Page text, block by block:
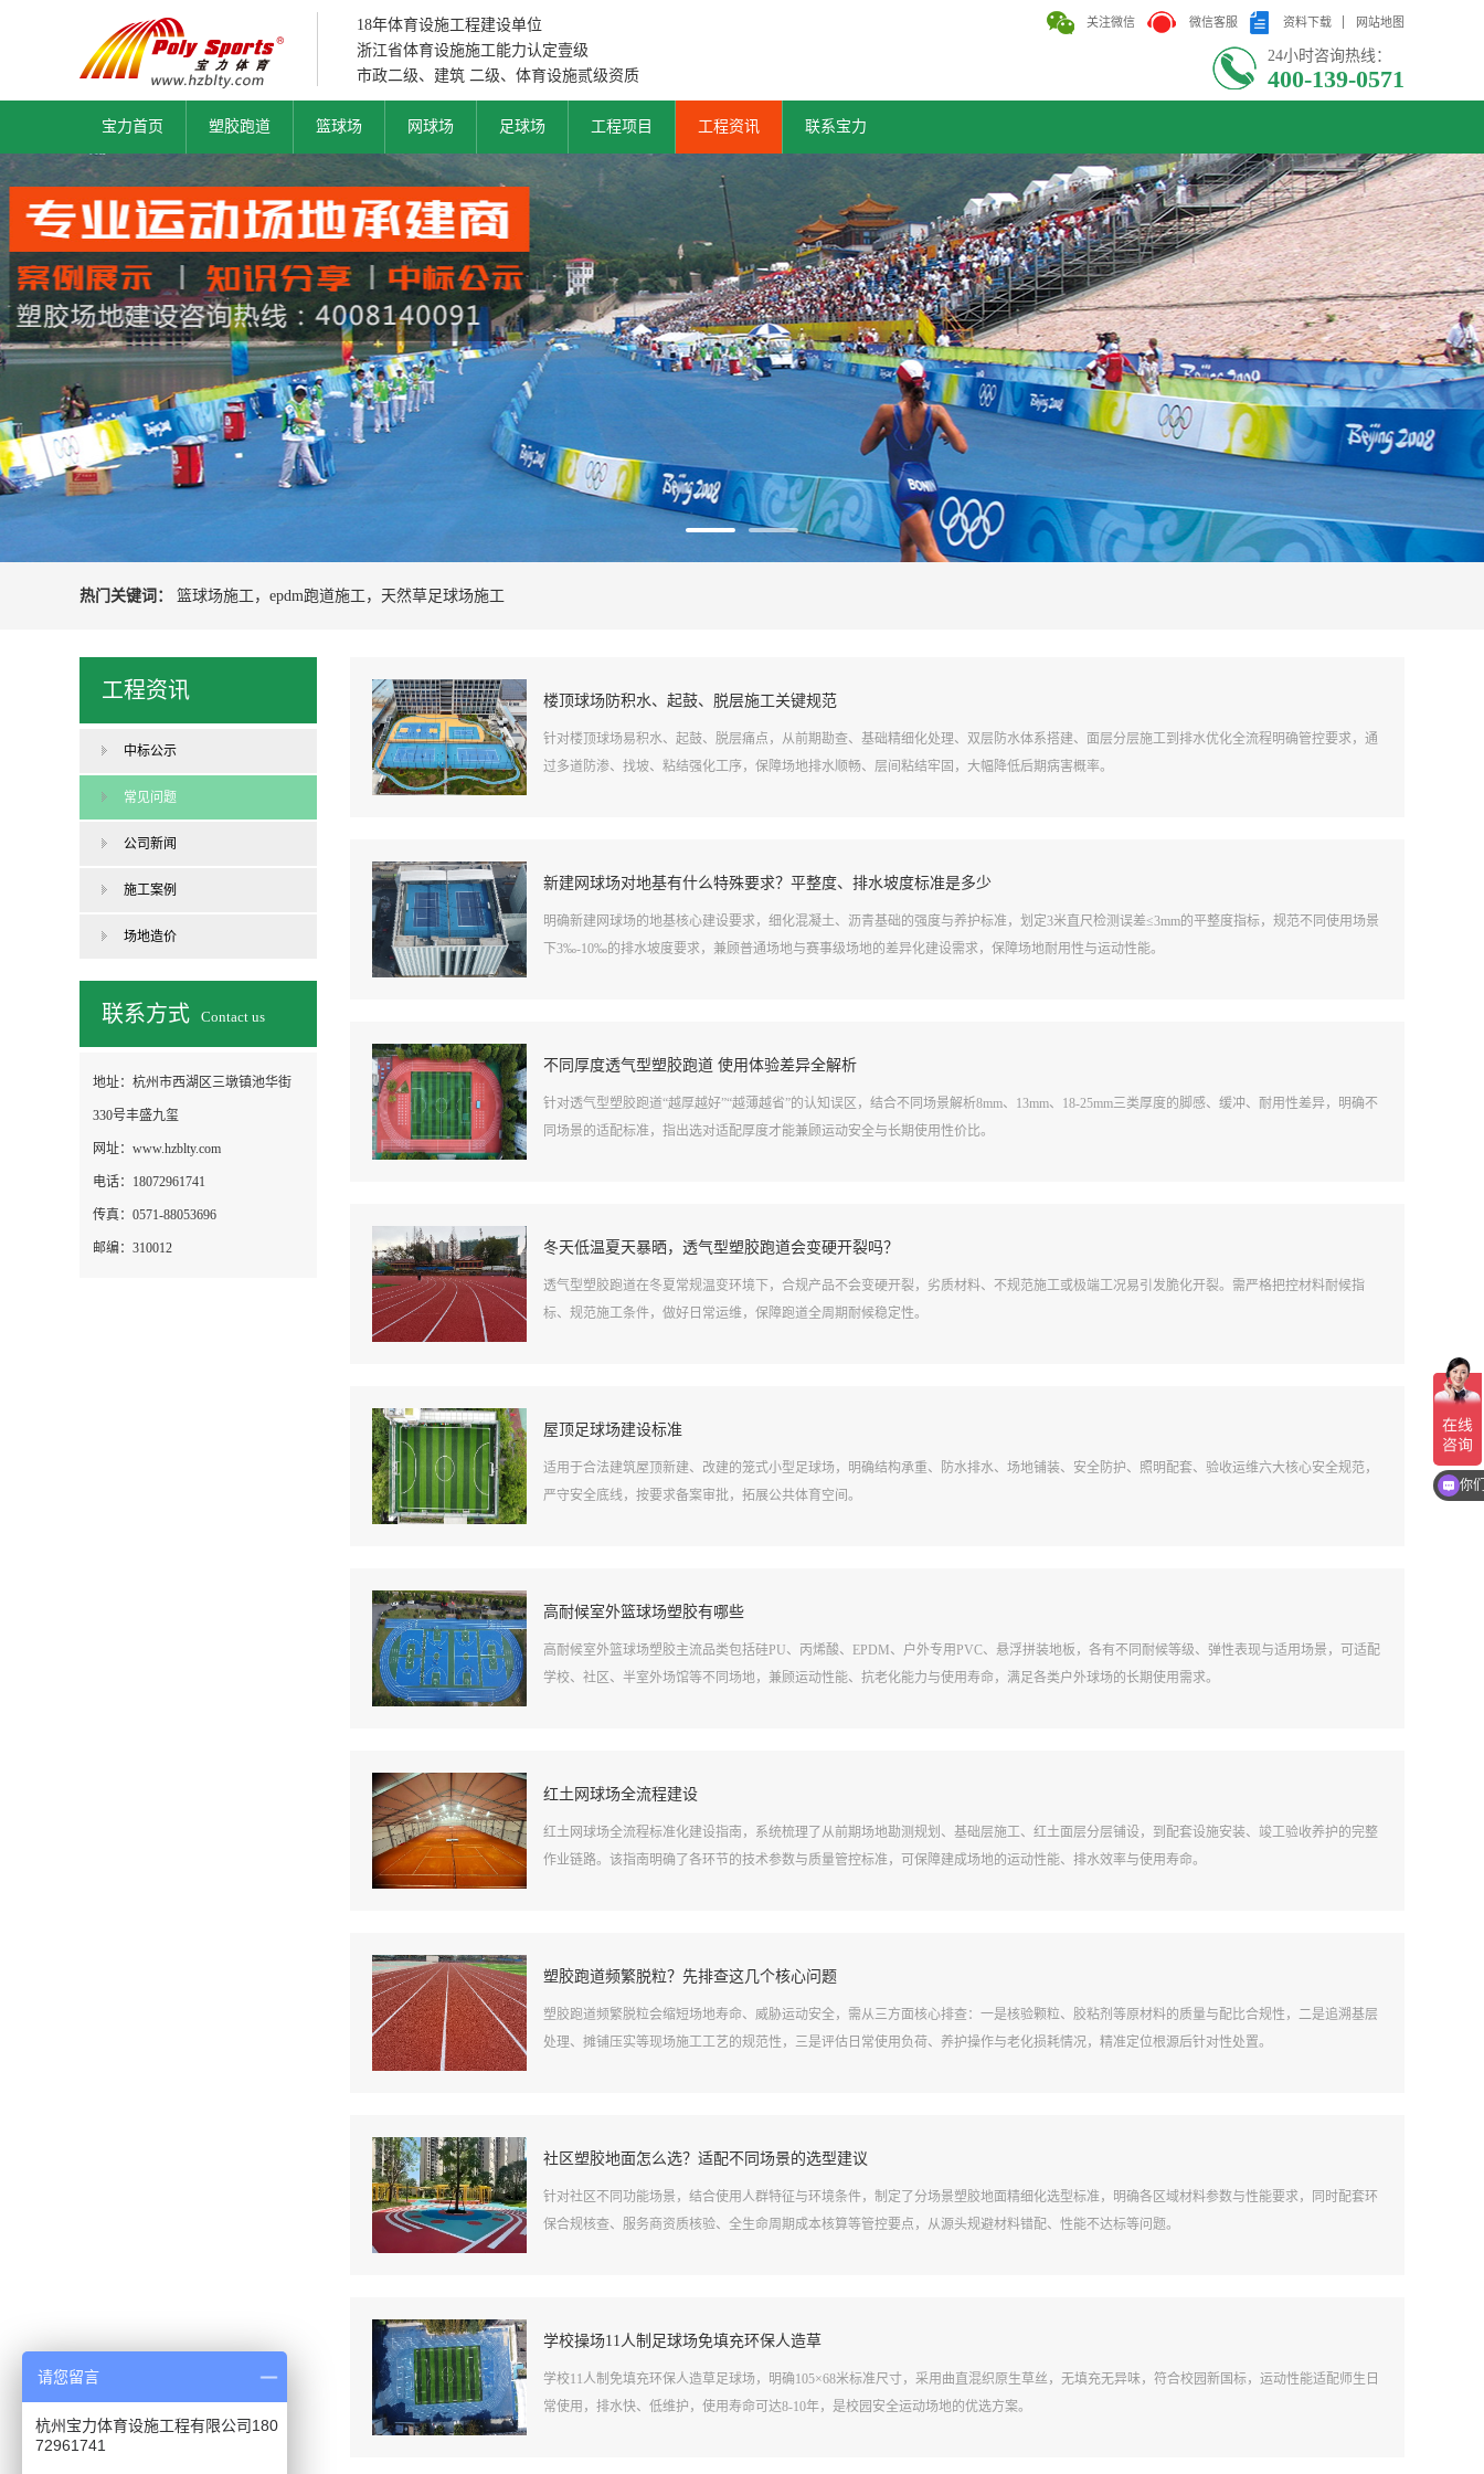
关注微信 微信客服 资料下载 网站地图
18年体育设施工程建设单位
浙江省体育设施施工能力认定壹级
市政二级、建筑 二级、体育设施贰级资质
24小时咨询热线：
400-139-0571
宝力首页 塑胶跑道 篮球场 网球场 足球场 工程项目 工程资讯 联系宝力
热门关键词： 篮球场施工 ， epdm跑道施工 ， 天然草足球场施工
楼顶球场防积水、起鼓、脱层施工关键规范
针对楼顶球场易积水、起鼓、脱层痛点，从前期勘查、基础精细化处理、双层防水体系搭建、面层分层施工到排水优化全流程明确管控要求，通
过多道防渗、找坡、粘结强化工序，保障场地排水顺畅、层间粘结牢固，大幅降低后期病害概率。
新建网球场对地基有什么特殊要求？平整度、排水坡度标准是多少
明确新建网球场的地基核心建设要求，细化混凝土、沥青基础的强度与养护标准，划定3米直尺检测误差≤3mm的平整度指标，规范不同使用场景
下3‰-10‰的排水坡度要求，兼顾普通场地与赛事级场地的差异化建设需求，保障场地耐用性与运动性能。
不同厚度透气型塑胶跑道 使用体验差异全解析
针对透气型塑胶跑道“越厚越好”“越薄越省”的认知误区，结合不同场景解析8mm、13mm、18-25mm三类厚度的脚感、缓冲、耐用性差异，明确不
同场景的适配标准，指出选对适配厚度才能兼顾运动安全与长期使用性价比。
冬天低温夏天暴晒，透气型塑胶跑道会变硬开裂吗？
透气型塑胶跑道在冬夏常规温变环境下，合规产品不会变硬开裂，劣质材料、不规范施工或极端工况易引发脆化开裂。需严格把控材料耐候指
标、规范施工条件，做好日常运维，保障跑道全周期耐候稳定性。
屋顶足球场建设标准
适用于合法建筑屋顶新建、改建的笼式小型足球场，明确结构承重、防水排水、场地铺装、安全防护、照明配套、验收运维六大核心安全规范，
严守安全底线，按要求备案审批，拓展公共体育空间。
高耐候室外篮球场塑胶有哪些
高耐候室外篮球场塑胶主流品类包括硅PU、丙烯酸、EPDM、户外专用PVC、悬浮拼装地板，各有不同耐候等级、弹性表现与适用场景，可适配
学校、社区、半室外场馆等不同场地，兼顾运动性能、抗老化能力与使用寿命，满足各类户外球场的长期使用需求。
红土网球场全流程建设
红土网球场全流程标准化建设指南，系统梳理了从前期场地勘测规划、基础层施工、红土面层分层铺设，到配套设施安装、竣工验收养护的完整
作业链路。该指南明确了各环节的技术参数与质量管控标准，可保障建成场地的运动性能、排水效率与使用寿命。
塑胶跑道频繁脱粒？先排查这几个核心问题
塑胶跑道频繁脱粒会缩短场地寿命、威胁运动安全，需从三方面核心排查：一是核验颗粒、胶粘剂等原材料的质量与配比合规性，二是追溯基层
处理、摊铺压实等现场施工工艺的规范性，三是评估日常使用负荷、养护操作与老化损耗情况，精准定位根源后针对性处置。
社区塑胶地面怎么选？适配不同场景的选型建议
针对社区不同功能场景，结合使用人群特征与环境条件，制定了分场景塑胶地面精细化选型标准，明确各区域材料参数与性能要求，同时配套环
保合规核查、服务商资质核验、全生命周期成本核算等管控要点，从源头规避材料错配、性能不达标等问题。
学校操场11人制足球场免填充环保人造草
学校11人制免填充环保人造草足球场，明确105×68米标准尺寸，采用曲直混织原生草丝，无填充无异味，符合校园新国标，运动性能适配师生日
常使用，排水快、低维护，使用寿命可达8-10年，是校园安全运动场地的优选方案。
工程资讯
中标公示
常见问题
公司新闻
施工案例
场地造价
联系方式 Contact us
地址： 杭州市西湖区三墩镇池华街
330号丰盛九玺
网址： www.hzblty.com
电话： 18072961741
传真： 0571-88053696
邮编： 310012
你
请您留言
杭州宝力体育设施工程有限公司180
72961741